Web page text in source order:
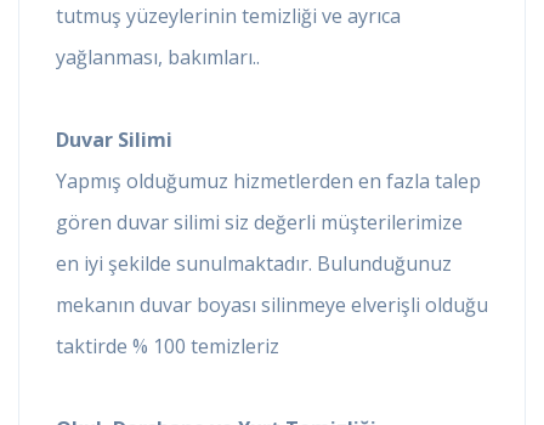
tutmuş yüzeylerinin temizliği ve ayrıca
yağlanması, bakımları..
Duvar Silimi
Yapmış olduğumuz hizmetlerden en fazla talep
gören duvar silimi siz değerli müşterilerimize
en iyi şekilde sunulmaktadır. Bulunduğunuz
mekanın duvar boyası silinmeye elverişli olduğu
taktirde % 100 temizleriz